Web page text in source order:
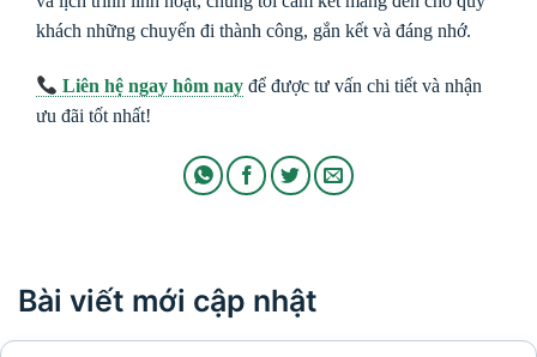
khách những chuyến đi thành công, gắn kết và đáng nhớ.
Liên hệ ngay hôm nay để được tư vấn chi tiết và nhận
ưu đãi tốt nhất!
Bài viết mới cập nhật